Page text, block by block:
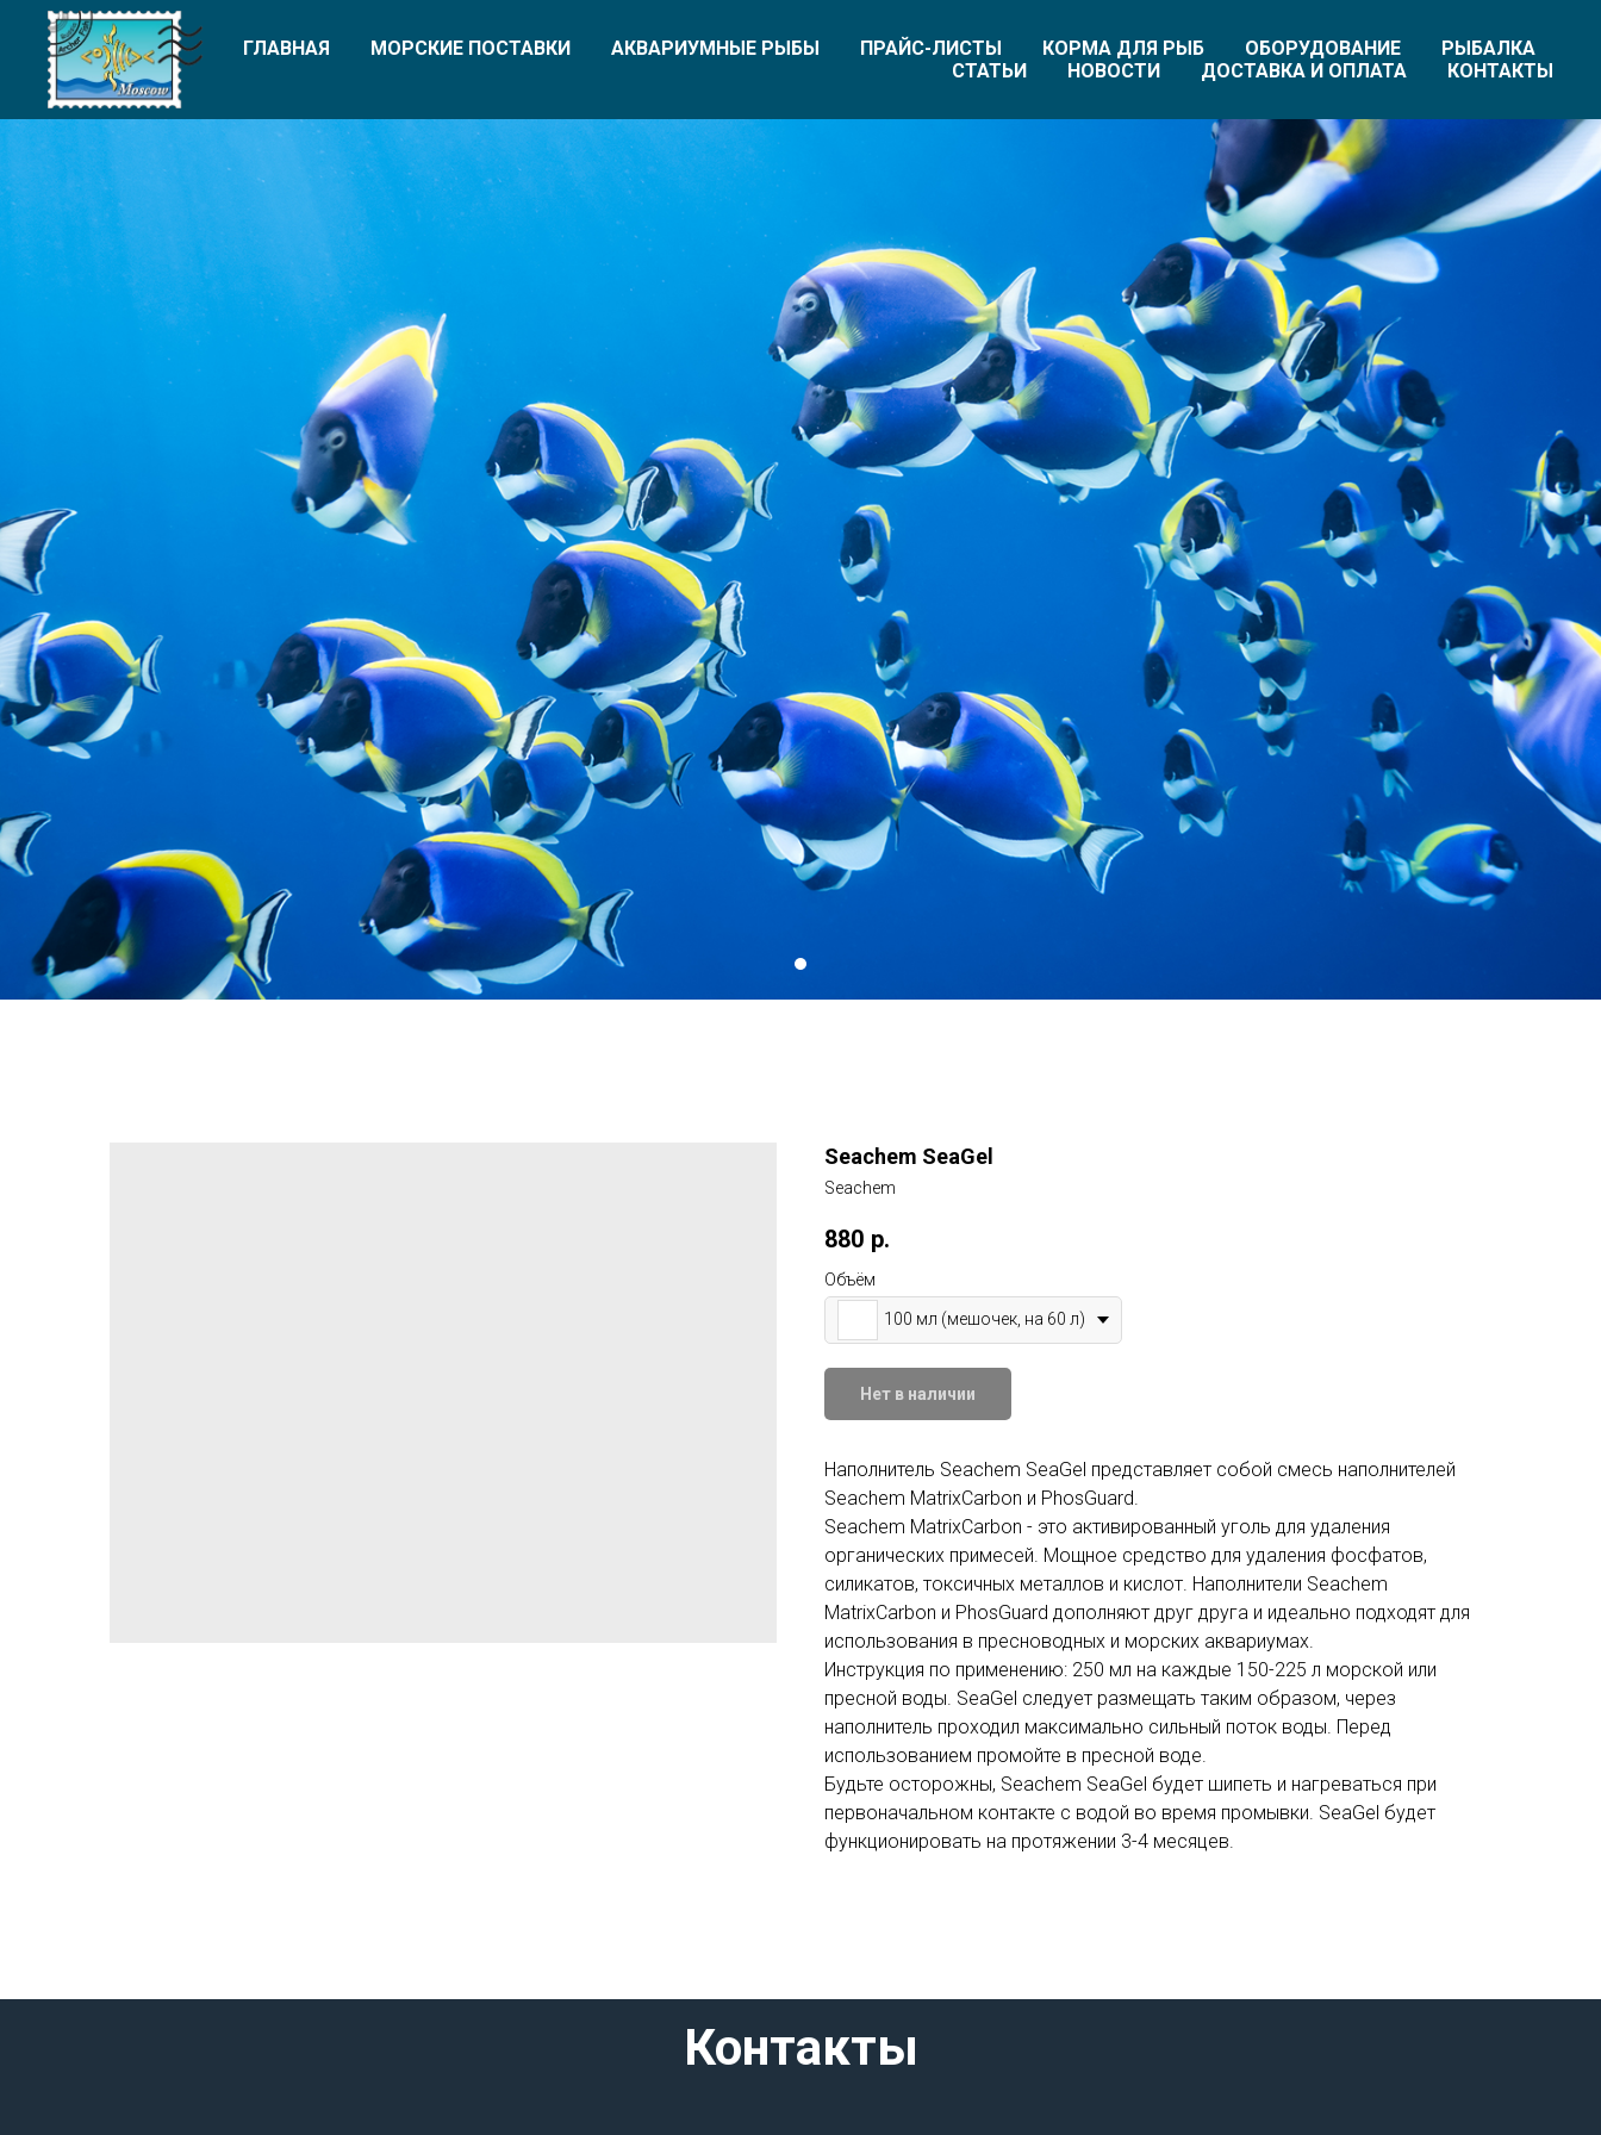
ГЛАВНАЯ МОРСКИЕ ПОСТАВКИ АКВАРИУМНЫЕ РЫБЫ ПРАЙС-ЛИСТЫ КОРМА ДЛЯ РЫБ ОБОРУДОВАНИЕ
РЫБАЛКА
СТАТЬИ
НОВОСТИ ДОСТАВКА И ОПЛАТА КОНТАКТЫ
Seachem SeaGel
Seachem
880 р.
Объём
100 мл (мешочек, на 60 л)
Нет в наличии
Наполнитель Seachem SeaGel представляет собой смесь наполнителей
Seachem MatrixCarbon и PhosGuard.
Seachem MatrixCarbon - это активированный уголь для удаления
органических примесей. Мощное средство для удаления фосфатов,
силикатов, токсичных металлов и кислот. Наполнители Seachem
MatrixCarbon и PhosGuard дополняют друг друга и идеально подходят для
использования в пресноводных и морских аквариумах.
Инструкция по применению: 250 мл на каждые 150-225 л морской или
пресной воды. SeaGel следует размещать таким образом, через
наполнитель проходил максимально сильный поток воды. Перед
использованием промойте в пресной воде.
Будьте осторожны, Seachem SeaGel будет шипеть и нагреваться при
первоначальном контакте с водой во время промывки. SeaGel будет
функционировать на протяжении 3-4 месяцев.
Контакты